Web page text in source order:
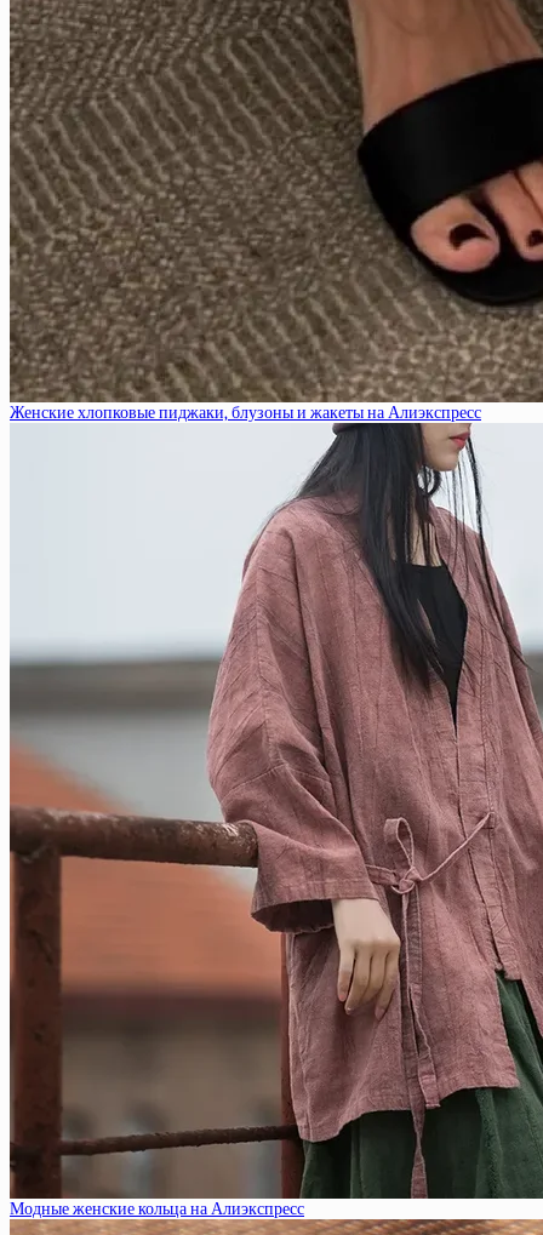
Женские хлопковые пиджаки, блузоны и жакеты на Алиэкспресс
Модные женские кольца на Алиэкспресс